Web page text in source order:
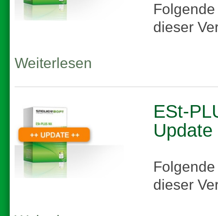
dieser
Weiterlesen
ESt-
dieser